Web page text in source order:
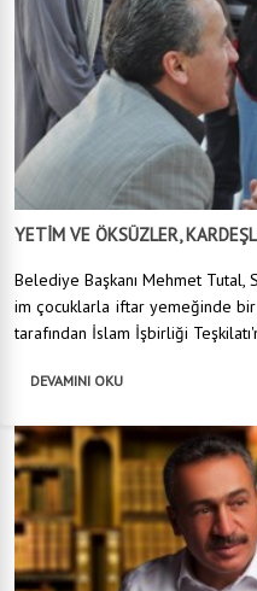
YETİM VE ÖKSÜZLER,
Belediye Başkanı Mehmet Tutal,
im çocuklarla iftar yemeğinde
tarafından İslam İşbirliği
DEVAMINI OKU